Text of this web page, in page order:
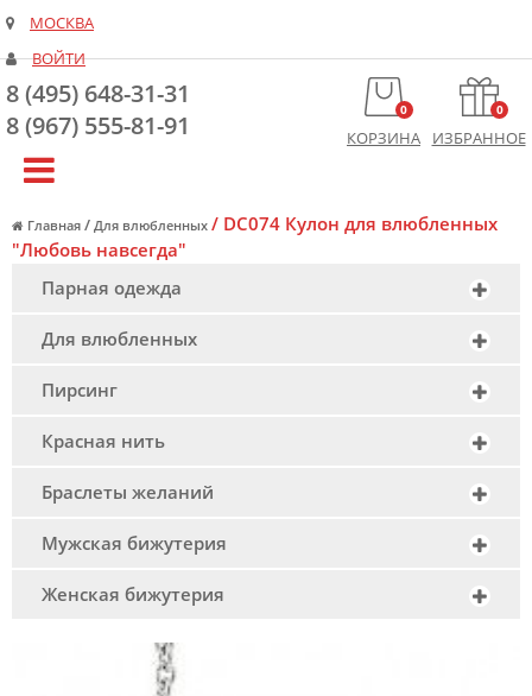
МОСКВА
ВОЙТИ
8 (495) 648-31-31
8 (967) 555-81-91
0
КОРЗИНА
0
ИЗБРАННОЕ
Главная / Для влюбленных / DC074 Кулон для влюбленных
"Любовь навсегда"
Парная одежда
Для влюбленных
Пирсинг
Красная нить
Браслеты желаний
Мужская бижутерия
Женская бижутерия